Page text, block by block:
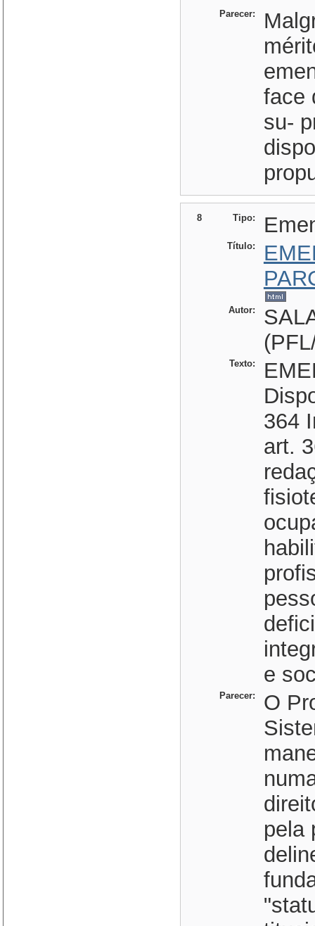
Parecer:
face
su-
8 Tipo:
Título:
Autor:
Texto:
364
art.
e
Parecer:
O
pela